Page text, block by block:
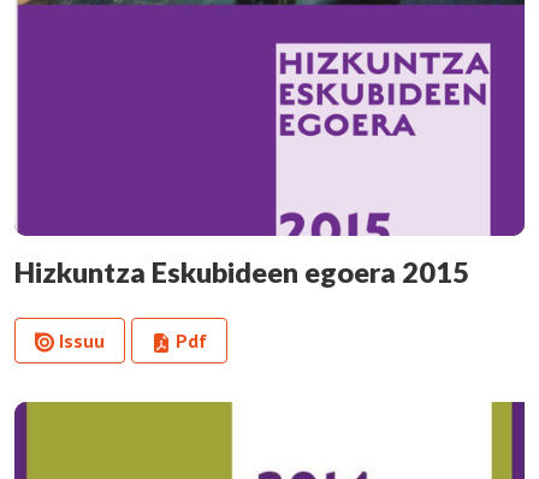
Hizkuntza Eskubideen egoera 2015
Issuu Pdf